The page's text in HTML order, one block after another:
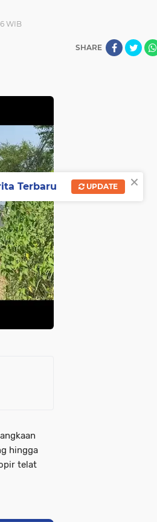
WIB
SHARE
hingga
telat
×
Terbaru UPDATE